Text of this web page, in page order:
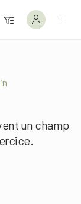
un champ